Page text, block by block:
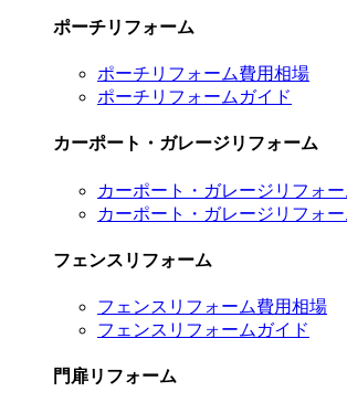
ポーチリフォーム
ポーチリフォーム費用相場
ポーチリフォームガイド
カーポート・ガレージリフォーム
カーポート・ガレージリフォ
カーポート・ガレージリフォ
フェンスリフォーム
フェンスリフォーム費用相場
フェンスリフォームガイド
門扉リフォーム